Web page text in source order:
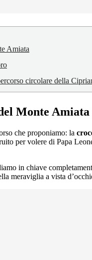
Amiata
circolare della
Monte Amiata
che proponiamo: la
per volere di Papa
in chiave
meraviglia a vista